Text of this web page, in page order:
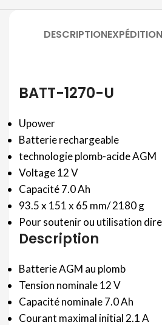
DESCRIPTION
BATT-1270-U
Upower
Batterie rechargeable
technologie plomb-acide AGM
Voltage 12 V
Capacité 7.0 Ah
93.5 x 151 x 65 mm/ 2180 g
Pour soutenir ou utilisation
Description
Batterie AGM au plomb
Tension nominale 12 V
Capacité nominale 7.0 Ah
Courant maximal initial 2.1 A